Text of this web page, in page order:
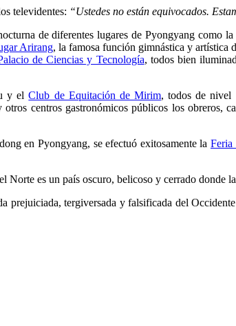
televidentes: “Ustedes no están equivocados.
de diferentes lugares de Pyongyang como
Arirang, la famosa función gimnástica y artística
de Ciencias y Tecnología, todos bien
y elClub de Equitación de Mirim, todos de nivel
centros gastronómicos públicos los obreros,
en Pyongyang, se efectuó exitosamente la Feria
es un país oscuro, belicoso y cerrado donde
tergiversada y falsificada del